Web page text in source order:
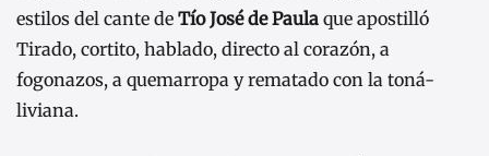
estilos del cante de Tío José de Paula que apostilló
Tirado, cortito, hablado, directo al corazón, a
fogonazos, a quemarropa y rematado con la toná-
liviana.